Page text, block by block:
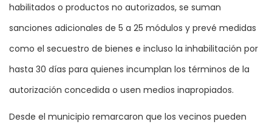
habilitados o productos no autorizados, se suman
sanciones adicionales de 5 a 25 módulos y prevé medidas
como el secuestro de bienes e incluso la inhabilitación por
hasta 30 días para quienes incumplan los términos de la
autorización concedida o usen medios inapropiados.
Desde el municipio remarcaron que los vecinos pueden